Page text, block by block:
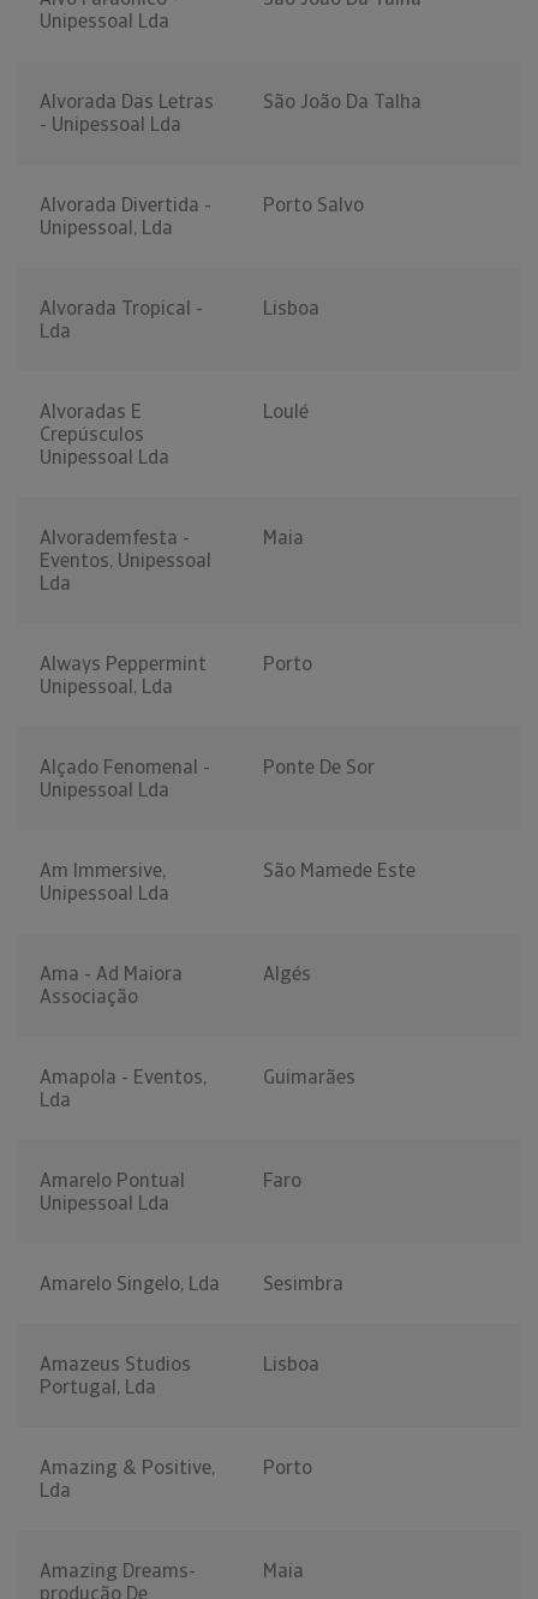
Unipessoal Lda
Alvorada Das Letras
- Unipessoal Lda
São João Da Talha
Alvorada Divertida -
Unipessoal, Lda
Porto Salvo
Alvorada Tropical -
Lda
Lisboa
Alvoradas E
Crepúsculos
Unipessoal Lda
Loulé
Alvorademfesta -
Eventos, Unipessoal
Lda
Maia
Always Peppermint
Unipessoal, Lda
Porto
Alçado Fenomenal -
Unipessoal Lda
Ponte De Sor
Am Immersive,
Unipessoal Lda
São Mamede Este
Ama - Ad Maiora
Associação
Algés
Amapola - Eventos,
Lda
Guimarães
Amarelo Pontual
Unipessoal Lda
Faro
Amarelo Singelo, Lda Sesimbra
Amazeus Studios
Portugal, Lda
Lisboa
Amazing & Positive,
Lda
Porto
Amazing Dreams-
produção De
Maia